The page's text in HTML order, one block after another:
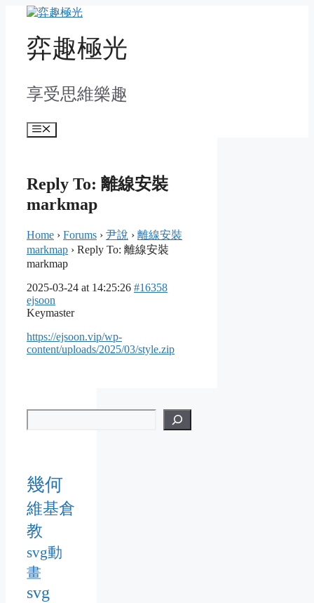
content弈趣極光
享受思維樂趣
Menu
Reply To: 離線安裝
markmap
Home › Forums › 尹說 › 離線安裝
markmap › Reply To: 離線安裝
markmap
2025-03-24 at 14:25:26 #16358
ejsoon
Keymaster
https://ejsoon.vip/wp-
content/uploads/2025/03/style.zip
幾何
維基倉
教
svg動
畫
svg